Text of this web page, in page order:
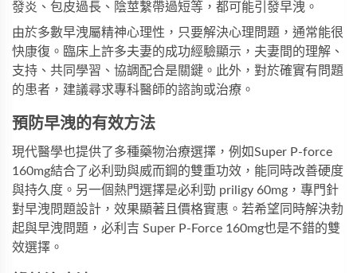
發炎、包皮過長、陰莖繫帶過短等，都可能引發早洩。
由於多數早洩屬精神心理性，只要解決心理問題，通常能很
快康復。臨床上許多夫妻的成功經驗顯示，夫妻間的理解、
支持、共同學習、協調配合是關鍵。此外，對於確實有問題
的患者，建議尋求專科醫師的諮詢或治療。
預防早洩的有效方法
現代醫學也提供了多種藥物治療選擇，例如Super P-force
160mg結合了必利勁與威而鋼的雙重功效，能同時改善硬度
與持久度。另一個熱門選擇是必利勁 priligy 60mg ，專門針
對早洩問題設計，效果顯著且價格實惠。若希望同時解決勃
起與早洩問題， 必利吉 Super P-Force 160mg也是不錯的雙
效選擇。